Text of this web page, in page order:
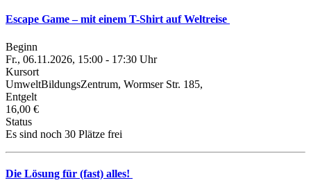
Escape Game – mit einem T-Shirt auf Weltreise
Beginn
Fr., 06.11.2026, 15:00 - 17:30 Uhr
Kursort
UmweltBildungsZentrum, Wormser Str. 185,
Entgelt
16,00 €
Status
Es sind noch 30 Plätze frei
Die Lösung für (fast) alles!